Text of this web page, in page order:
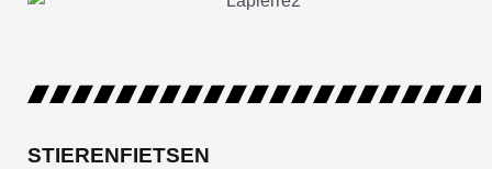
STIERENFIETSEN